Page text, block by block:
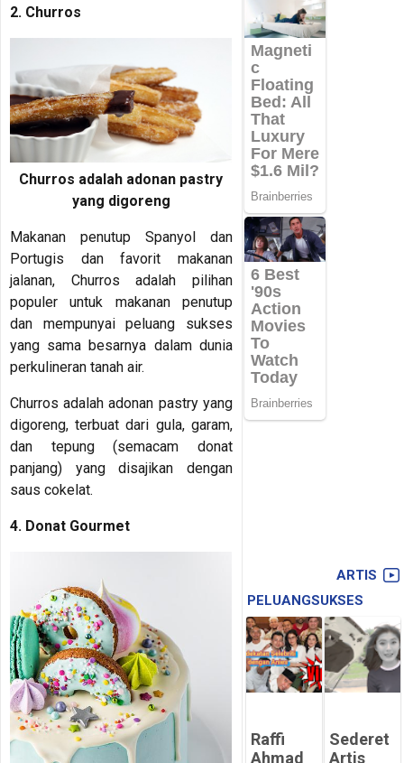
2. Churros
Churros adalah adonan pastry
yang digoreng
Makanan penutup Spanyol dan
Portugis dan favorit makanan
jalanan, Churros adalah pilihan
populer untuk makanan penutup
dan mempunyai peluang sukses
yang sama besarnya dalam dunia
perkulineran tanah air.
Churros adalah adonan pastry yang
digoreng, terbuat dari gula, garam,
dan tepung (semacam donat
panjang) yang disajikan dengan
saus cokelat.
4. Donat Gourmet
ARTIS
PELUANGSUKSES
Raffi
Ahmad
Sederet
Artis